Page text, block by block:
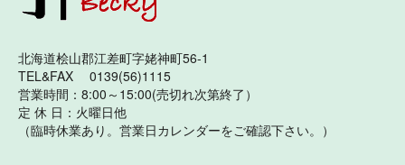
北海道桧山郡江差町字姥神町56-1
TEL&FAX 0139(56)1115
営業時間：8:00～15:00(売切れ次第終了）
定 休 日：火曜日他
（臨時休業あり。営業日カレンダーをご確認下さい。）